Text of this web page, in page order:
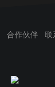
合作伙伴 联